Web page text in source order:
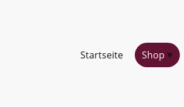
Startseite Shop